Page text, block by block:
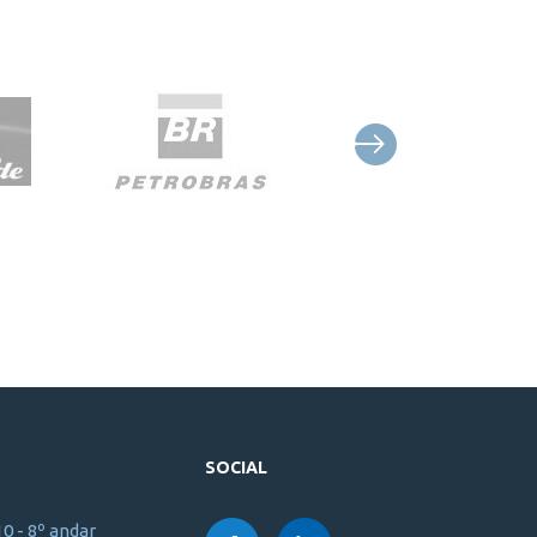
- 8º andar
SOCIAL